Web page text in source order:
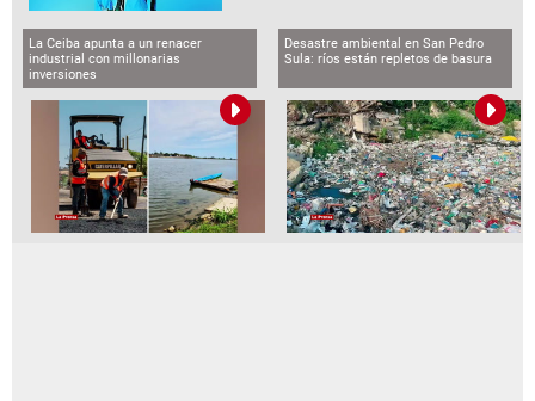
La Ceiba apunta a un renacer
industrial con millonarias
inversiones
Desastre ambiental en San Pedro
Sula: ríos están repletos de basura